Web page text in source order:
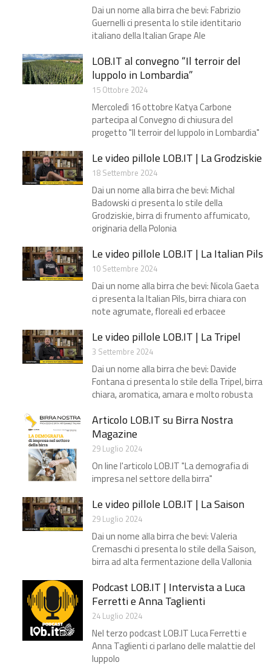
Dai un nome alla birra che bevi: Fabrizio
Guernelli ci presenta lo stile identitario
italiano della Italian Grape Ale
LOB.IT al convegno “Il terroir del
luppolo in Lombardia”​
15 Ottobre 2024
Mercoledì 16 ottobre Katya Carbone
partecipa al Convegno di chiusura del
progetto "Il terroir del luppolo in Lombardia"​
Le video pillole LOB.IT | La Grodziskie
18 Settembre 2024
Dai un nome alla birra che bevi: Michal
Badowski ci presenta lo stile della
Grodziskie, birra di frumento affumicato,
originaria della Polonia
Le video pillole LOB.IT | La Italian Pils
10 Settembre 2024
Dai un nome alla birra che bevi: Nicola Gaeta
ci presenta la Italian Pils, birra chiara con
note agrumate, floreali ed erbacee
Le video pillole LOB.IT | La Tripel
3 Settembre 2024
Dai un nome alla birra che bevi: Davide
Fontana ci presenta lo stile della Tripel, birra
chiara, aromatica, amara e molto robusta
Articolo LOB.IT su Birra Nostra
Magazine
29 Luglio 2024
On line l'articolo LOB.IT "La demografia di
impresa nel settore della birra"
Le video pillole LOB.IT | La Saison
29 Luglio 2024
Dai un nome alla birra che bevi: Valeria
Cremaschi ci presenta lo stile della Saison,
birra ad alta fermentazione della Vallonia
Podcast LOB.IT | Intervista a Luca
Ferretti e Anna Taglienti
24 Luglio 2024
Nel terzo podcast LOB.IT Luca Ferretti e
Anna Taglienti ci parlano delle malattie del
luppolo